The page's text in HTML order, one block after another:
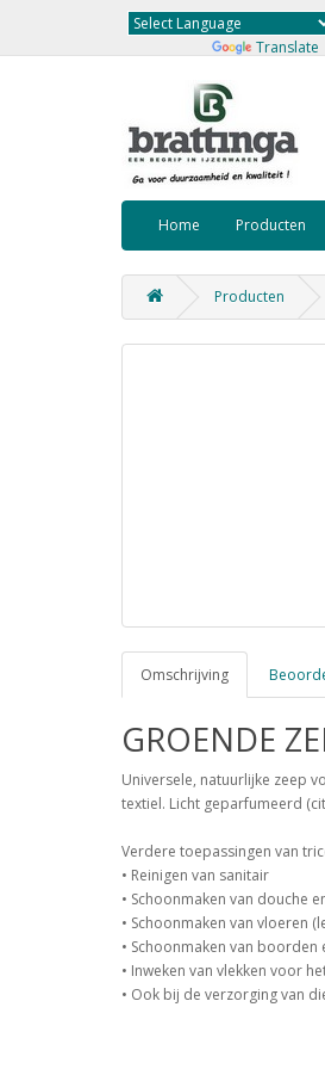
Translate
Home Producten
Producten
Omschrijving
GROENDE
Universele, natuurlijke zeep
textiel. Licht geparfumeerd
Verdere toepassingen van
• Reinigen van sanitair
• Schoonmaken van douche
• Schoonmaken van vloeren
• Schoonmaken van
• Inweken van vlekken voor
• Ook bij de verzorging van